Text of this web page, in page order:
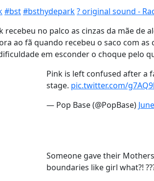
#bst#bsthydepark? original sound -
recebeu no palco as cinzas da mãe de
ao fã quando recebeu o saco com
em esconder o choque pelo
Pink is left confused after a
stage. pic.twitter.com/
— Pop Base (@PopBase)
Someone gave their
boundaries like girl what?!